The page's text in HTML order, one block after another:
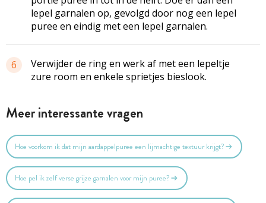
lepel garnalen op, gevolgd door nog een lepel
puree en eindig met een lepel garnalen.
6
Verwijder de ring en werk af met een lepeltje
zure room en enkele sprietjes bieslook.
Meer interessante vragen
Hoe voorkom ik dat mijn aardappelpuree een lijmachtige textuur krijgt?
Hoe pel ik zelf verse grijze garnalen voor mijn puree?